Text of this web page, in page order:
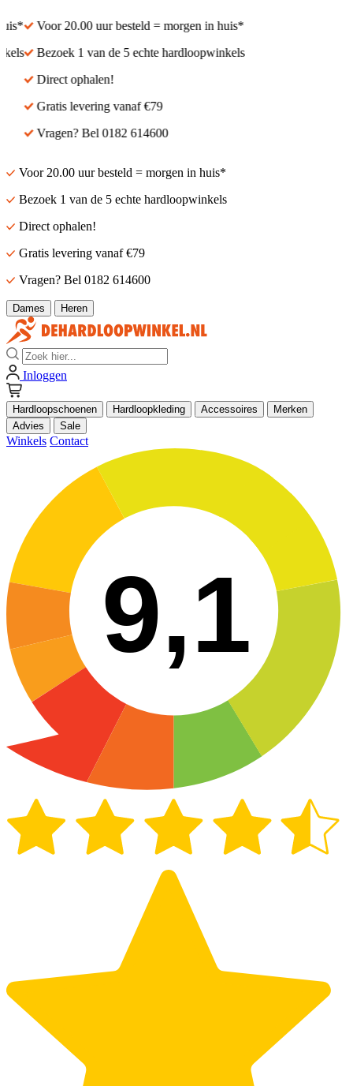
Voor 20.00 uur besteld = morgen in huis*
Bezoek 1 van de 5 echte hardloopwinkels
Direct ophalen!
Gratis levering vanaf €79
Vragen? Bel 0182 614600
Voor 20.00 uur besteld = morgen in huis*
Bezoek 1 van de 5 echte hardloopwinkels
Direct ophalen!
Gratis levering vanaf €79
Vragen? Bel 0182 614600
Dames Heren
Zoek
Inloggen
Hardloopschoenen Hardloopkleding Accessoires
Merken
Advies
Sale
Winkels Contact
9,1